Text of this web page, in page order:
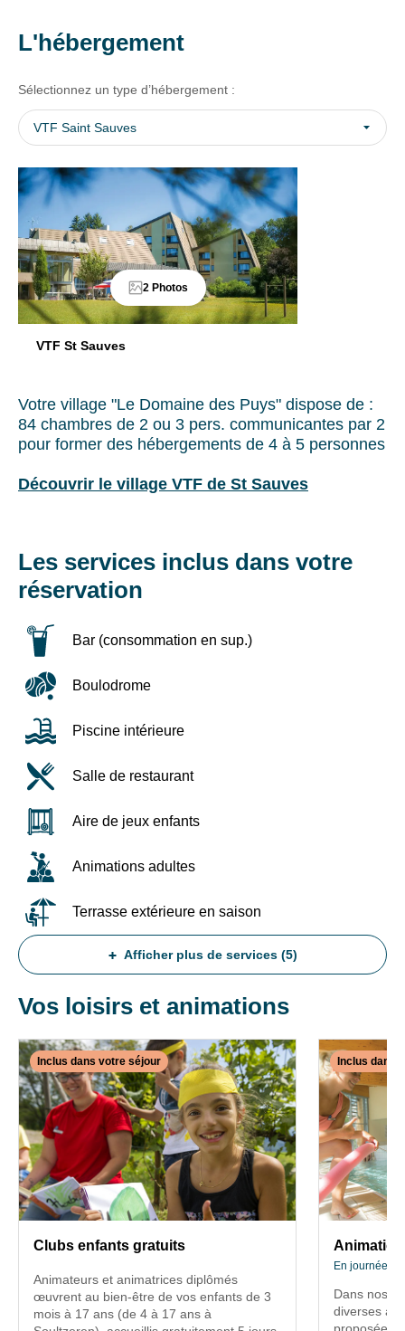
15/08/26
•
Eté
du
22
au
29/08/26
419€/adulte
Tarifs
enfants
11
à
ans
6
-11
ans
-6
ans
-90%,
Gratuit
an
Promo
•
Gratuit
6
ans
gratuité
famille
L'hébergement
Sélectionnez un type d’hébergement :
VTF Saint Sauves
2 Photos
VTF St Sauves
Votre village "Le Domaine des Puys" dispose de :
84 chambres de 2 ou 3 pers. communicantes par 2
pour former des hébergements de 4 à 5 personnes
Découvrir le village VTF de St Sauves
Les services inclus dans votre
réservation
Bar (consommation en sup.)
Boulodrome
Piscine intérieure
Salle de restaurant
Aire de jeux enfants
Animations adultes
Terrasse extérieure en saison
Afficher plus de services (5)
Vos loisirs et animations
Inclus dans votre séjour
Clubs enfants gratuits
Animateurs et animatrices diplômés
œuvrent au bien-être de vos enfants de 3
mois à 17 ans (de 4 à 17 ans à
INCLUS
DANS
VOTRE
SÉJOUR
Clubs
enfants
gratuits
Animateurs
et
Inclus dans
En journée et
Dans nos
diverses
✕
INCLUS
DANS
VOTRE
SÉJOUR
journée
et
en
Dans
plans,
promos,
de
séjours
ou
conseils
pratiques
pour
bien
préparer
vos
prochaines
vacances.
adresse
mail
votre
adresse
email
acceptez
de
recevoir
la
de
VTF.
Vous
pouvez
désinscrire
à
tout
moment
l’aide
des
ou
en
à
contact-
RGPD@vtf-
vacances.com.
Plus
d’info
sur
notre
politique
de
sur
page
mentions
légales